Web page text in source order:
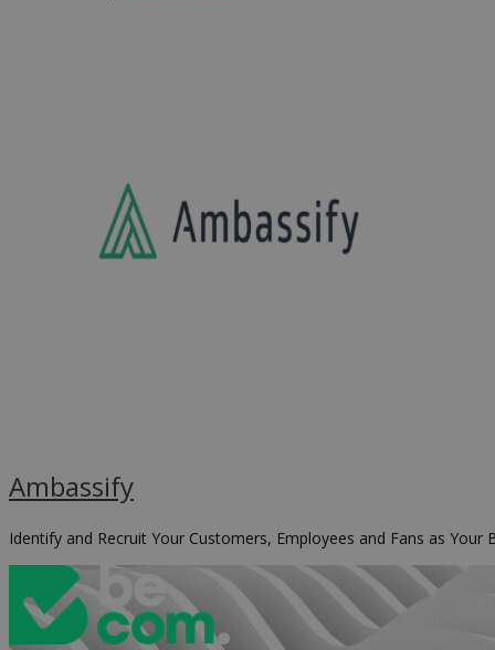
Ambassify
Identify and Recruit Your Customers, Employees and Fans as